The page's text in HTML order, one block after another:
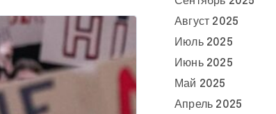
Август 2025
Июль 2025
Июнь 2025
Май 2025
Апрель 2025